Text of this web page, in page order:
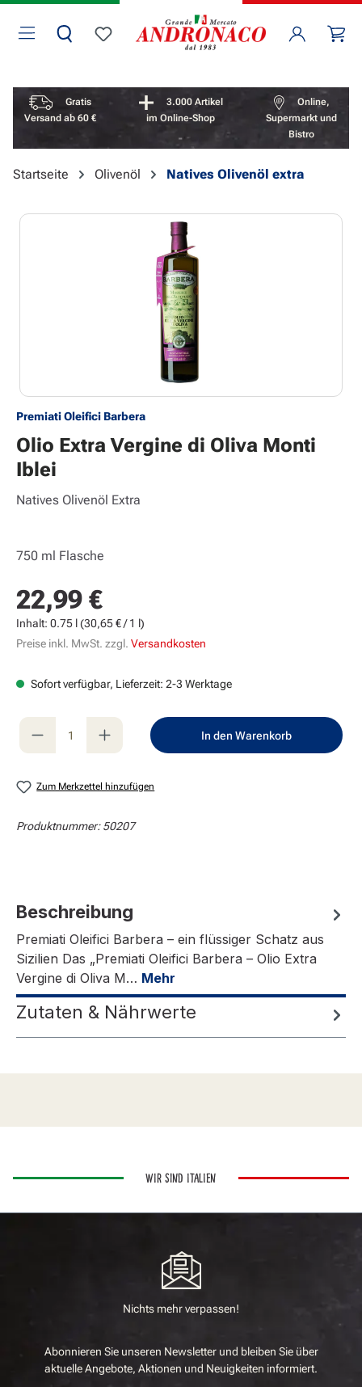
Zum Hauptinhalt springen
Du hast 0 Produkte auf dem Merkzettel
Vorteile überspringen
Gratis
Versand ab 60 €
3.000 Artikel
im Online-Shop
Online,
Supermarkt und
Bistro
Startseite Olivenöl Natives Olivenöl extra
Bildergalerie überspringen
Premiati Oleifici Barbera
Olio Extra Vergine di Oliva Monti
Iblei
Natives Olivenöl Extra
750 ml Flasche
Regulärer Preis:
22,99 €
Inhalt: 0.75 l(30,65 € / 1 l)
Preise inkl. MwSt. zzgl. Versandkosten
Sofort verfügbar, Lieferzeit: 2-3 Werktage
Produkt Anzahl: Gib den gewünschten
In den Warenkorb
Zum Merkzettel hinzufügen
Produktnummer:50207
Beschreibung
Premiati Oleifici Barbera – ein flüssiger Schatz aus
Sizilien Das „Premiati Oleifici Barbera – Olio Extra
Vergine di Oliva M… Mehr
Zutaten & Nährwerte
WIR SIND ITALIEN
Nichts mehr verpassen!
Abonnieren Sie unseren Newsletter und bleiben Sie über
aktuelle Angebote, Aktionen und Neuigkeiten informiert.